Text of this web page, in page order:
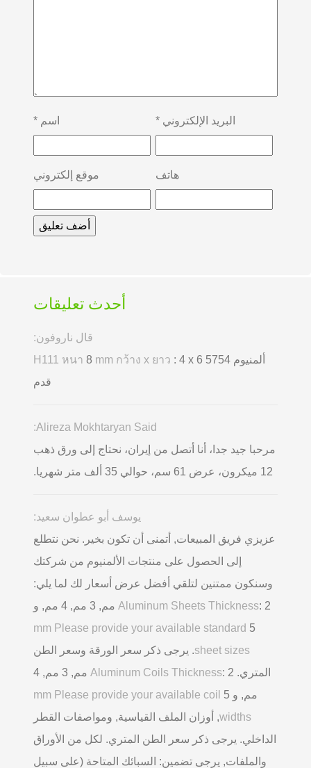
اسم * البريد الإلكتروني*
موقع إلكتروني هاتف
أحدث تعليقات
قال ناروفون:
ألمنيوم 5754
H111 หนา 8 mm กว้าง x ยาว : 4 x 6
قدم
Alireza Mokhtaryan Said:
مرحبا جيد جدا، أنا أتصل من إيران، نحتاج إلى ورق ذهب
12 ميكرون، عرض 61 سم، حوالي 35 ألف متر شهريا.
يوسف أبو عطوان سعيد:
عزيزي فريق المبيعات, أتمنى أن تكون بخير. نحن نتطلع
إلى الحصول على منتجات الألمنيوم من شركتك
وسنكون ممتنين لتلقي أفضل عرض أسعار لك لما يلي:
Aluminum Sheets Thickness
: 2 مم, 3 مم, 4 مم, و
5
mm Please provide your available standard
sheet sizes. يرجى ذكر سعر الورقة وسعر الطن
المتري.
Aluminum Coils Thickness
: 2 مم, 3 مم, 4
مم, و 5
mm Please provide your available coil
widths, أوزان الملف القياسية, ومواصفات القطر
الداخلي. يرجى ذكر سعر الطن المتري. لكل من الأوراق
والملفات, يرجى تضمين: السبائك المتاحة (على سبيل